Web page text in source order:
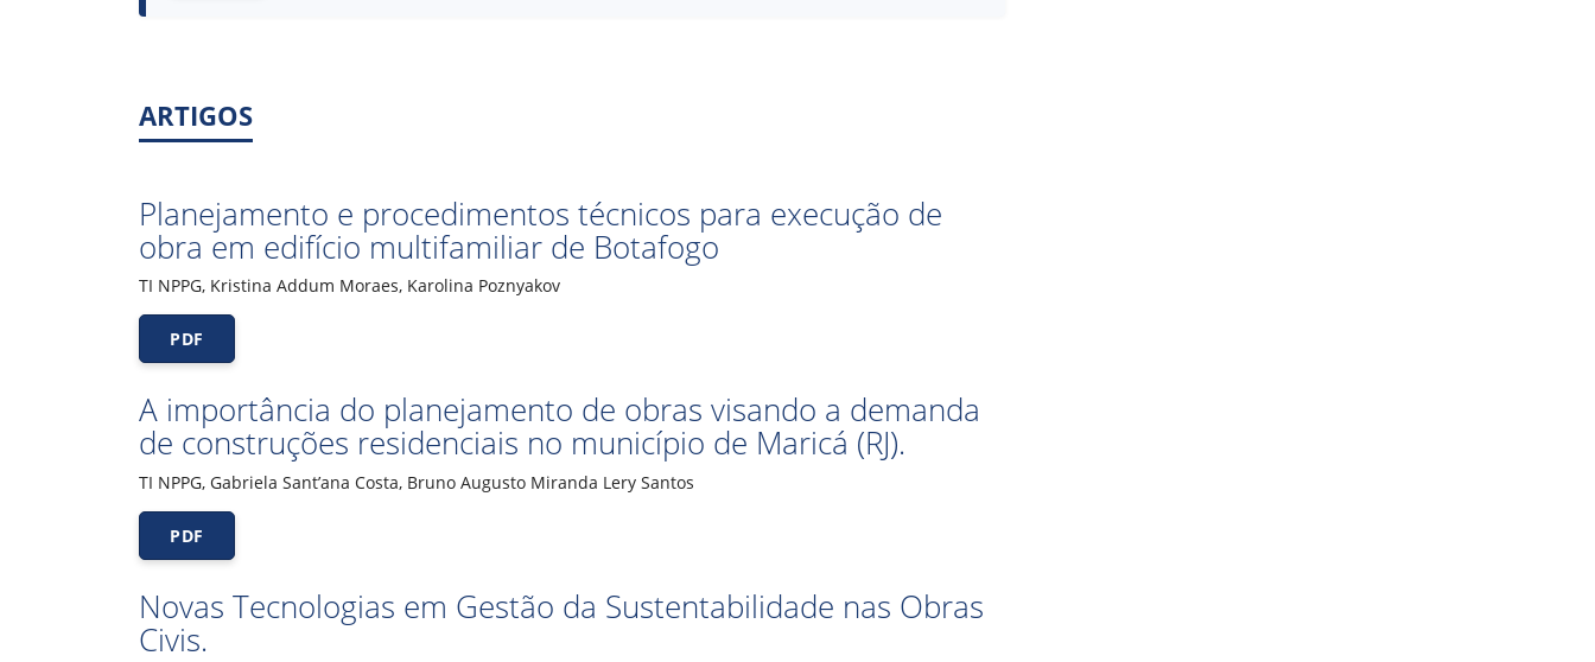
ARTIGOS
Planejamento e procedimentos técnicos para execução de
obra em edifício multifamiliar de Botafogo
TI NPPG, Kristina Addum Moraes, Karolina Poznyakov
PDF
A importância do planejamento de obras visando a demanda
de construções residenciais no município de Maricá (RJ).
TI NPPG, Gabriela Sant’ana Costa, Bruno Augusto Miranda Lery Santos
PDF
Novas Tecnologias em Gestão da Sustentabilidade nas Obras
Civis.